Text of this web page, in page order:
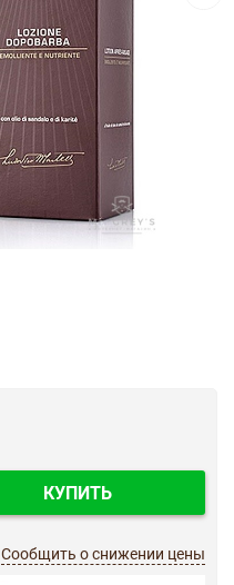
КУПИТЬ
Сообщить о снижении цены